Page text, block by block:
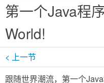
第一个Java程
World!
< 上一节
跟随世界潮流，第一个Java